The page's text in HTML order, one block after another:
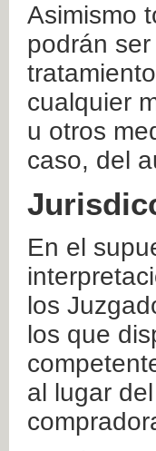
Asimismo
podrán
cualquier
u otros
caso, del
En el
los
los que
al lugar